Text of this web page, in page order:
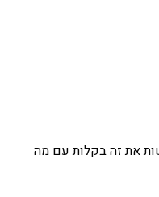
את זה בקלות עם מה